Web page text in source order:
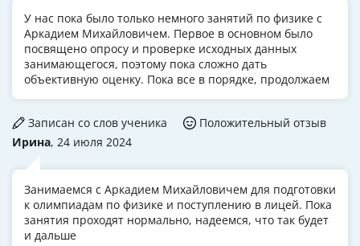
У нас пока было только немного занятий по физике с
Аркадием Михайловичем. Первое в основном было
посвящено опросу и проверке исходных данных
занимающегося, поэтому пока сложно дать
объективную оценку. Пока все в порядке, продолжаем
Ирина, 24 июля 2024
Записан со слов ученика Положительный отзыв
Занимаемся с Аркадием Михайловичем для подготовки
к олимпиадам по физике и поступлению в лицей. Пока
занятия проходят нормально, надеемся, что так будет
и дальше